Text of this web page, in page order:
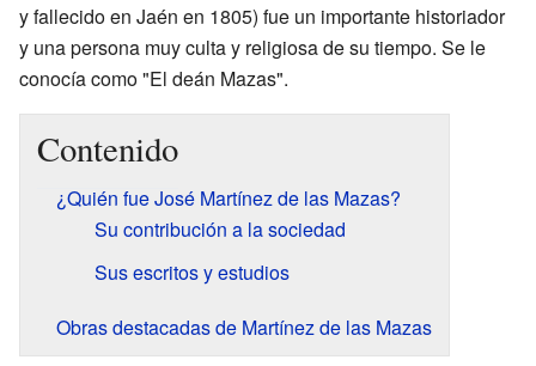
y fallecido en Jaén en 1805) fue un importante historiador
y una persona muy culta y religiosa de su tiempo. Se le
conocía como "El deán Mazas".
Contenido
¿Quién fue José Martínez de las Mazas?
Su contribución a la sociedad
Sus escritos y estudios
Obras destacadas de Martínez de las Mazas